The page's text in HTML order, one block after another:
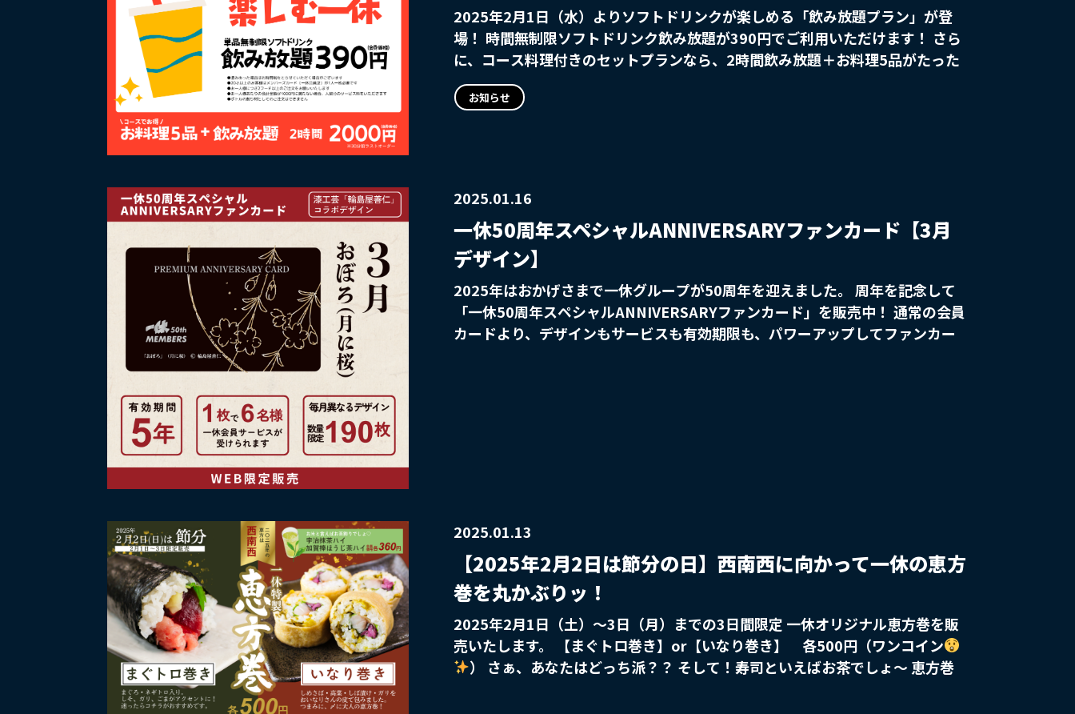
2025年2月1日（水）よりソフトドリンクが楽しめる「飲み放題プラン」が登
場！ 時間無制限ソフトドリンク飲み放題が390円でご利用いただけます！ さら
に、コース料理付きのセットプランなら、2時間飲み放題＋お料理5品がたった
の2,000円！ 17時までのスタートで、さらにお得な1,900円♪ お酒を飲まない
方や、気軽に集まって話をしたい方にぴったりのプランです。 ジュースを片手
お知らせ
2025.01.16
一休50周年スペシャルANNIVERSARYファンカード【3月
デザイン】
2025年はおかげさまで一休グループが50周年を迎えました。 周年を記念して
「一休50周年スペシャルANNIVERSARYファンカード」を販売中！ 通常の会員
カードより、デザインもサービスも有効期限も、パワーアップしてファンカー
https://www.advance19.com/products/list?category_id=30
2025.01.13
【2025年2月2日は節分の日】西南西に向かって一休の恵方
巻を丸かぶりッ！
2025年2月1日（土）～3日（月）までの3日間限定 一休オリジナル恵方巻を販
売いたします。 【まぐトロ巻き】or【いなり巻き】 各500円（ワンコイン
） さぁ、あなたはどっち派？？ そして！寿司といえばお茶でしょ～ 恵方巻